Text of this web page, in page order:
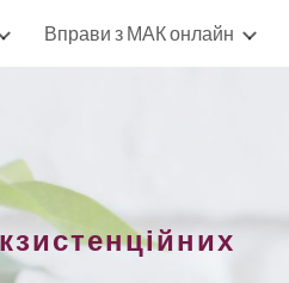
content
Вправи з МАК онлайн